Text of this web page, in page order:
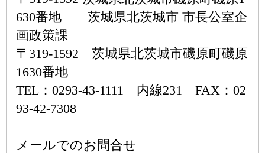
630番地 茨城県北茨城市 市長公室企
画政策課
〒319-1592 茨城県北茨城市磯原町磯原
1630番地
TEL：0293-43-1111 内線231 FAX：02
93-42-7308
メールでのお問合せ